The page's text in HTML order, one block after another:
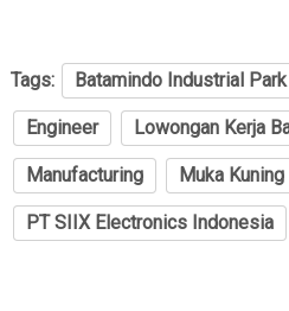
Tags: Batamindo Industrial Park
Engineer Lowongan Kerja
Manufacturing Muka Kuning
PT SIIX Electronics Indonesia